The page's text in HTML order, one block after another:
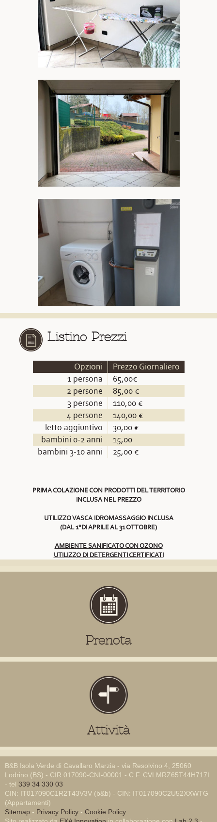
Listino Prezzi
Opzioni
Prezzo Giornaliero
1 persona
65,00€
2 persone
85,00 €
3 persone
110,00 €
4 persone
140,00 €
letto aggiuntivo
30,00 €
bambini 0-2 anni
15,00
bambini 3-10 anni
25,00 €
PRIMA COLAZIONE CON PRODOTTI DEL TERRITORIO
INCLUSA NEL PREZZO
UTILIZZO VASCA IDROMASSAGGIO INCLUSA
(DAL 1°DI APRILE AL 31 OTTOBRE)
AMBIENTE SANIFICATO CON OZONO
UTILIZZO DI DETERGENTI CERTIFICATI
Prenota
Attività
B&B Isola Verde di Cavallaro Marzia - via Resolvino 4, 25060
Lodrino (BS) - CIR 017090-CNI-00001 - C.F. CVLMRZ65T44H717I
- tel 339 34 330 03
CIN: IT017090C1R2T43V3V (b&b) - CIN: IT017090C2U52XXWTG
(Appartamenti)
Sitemap - Privacy Policy - Cookie Policy